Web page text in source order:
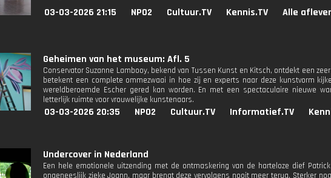
03-03-2026 21:15 NPO2 Cultuur.TV Kennis.TV Alle
Geheimen van het museum: Afl. 5
Conservator Suzanne Lambooy, bekend van Tussen Kunst en Kitsch, ontdekt een
betekent een complete ommezwaai in hoe zij en experts naar deze kunstvorm
wereldberoemde Escher gered kan worden. En met een spectaculaire nieuwe
letterlijk ruimte voor vrouwelijke kunstenaars.
03-03-2026 20:35 NPO2 Cultuur.TV Informatief.TV
Undercover in Nederland
Een hele emotionele uitzending met de ontmaskering van de harteloze dief
ongeneeslijk zieke Joann, maar brengt deze vervolgens nooit meer terug. Sterker